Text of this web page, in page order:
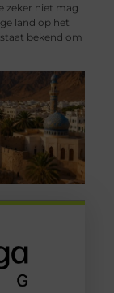
zeker niet mag
land op het
bekend om